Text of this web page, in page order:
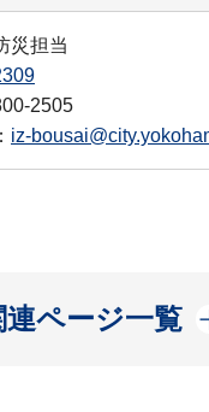
災担当
2505
iz-
連ページ一覧
開く